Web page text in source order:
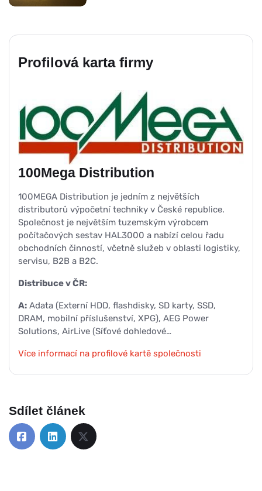
Profilová karta firmy
100Mega Distribution
100MEGA Distribution je jedním z největších
distributorů výpočetní techniky v České republice.
Společnost je největším tuzemským výrobcem
počítačových sestav HAL3000 a nabízí celou řadu
obchodních činností, včetně služeb v oblasti logistiky,
servisu, B2B a B2C.
Distribuce v ČR:
A: Adata (Externí HDD, flashdisky, SD karty, SSD,
DRAM, mobilní příslušenství, XPG), AEG Power
Solutions, AirLive (Síťové dohledové…
Více informací na profilové kartě společnosti
Sdílet článek